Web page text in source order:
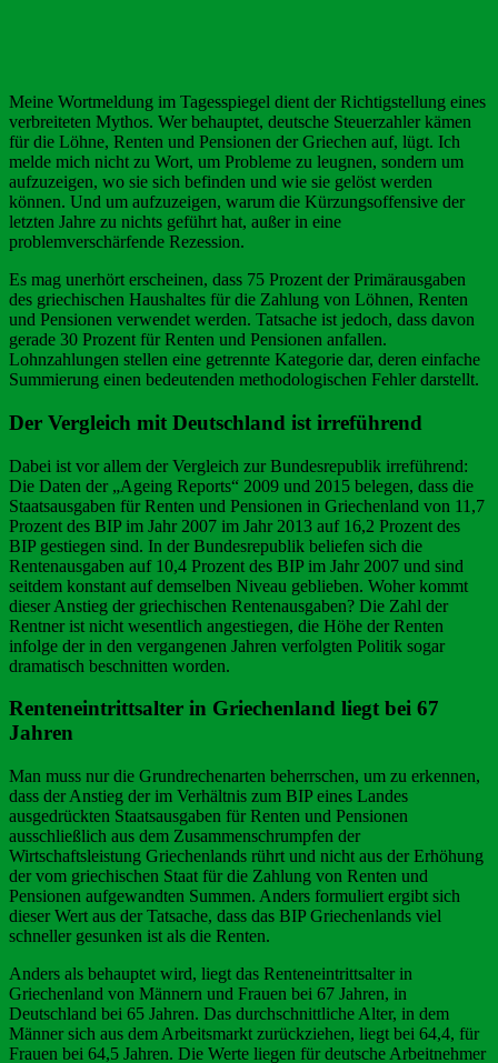
Meine Wortmeldung im Tagesspiegel dient der Richtigstellung eines
verbreiteten Mythos. Wer behauptet, deutsche Steuerzahler kämen
für die Löhne, Renten und Pensionen der Griechen auf, lügt. Ich
melde mich nicht zu Wort, um Probleme zu leugnen, sondern um
aufzuzeigen, wo sie sich befinden und wie sie gelöst werden
können. Und um aufzuzeigen, warum die Kürzungsoffensive der
letzten Jahre zu nichts geführt hat, außer in eine
problemverschärfende Rezession.
Es mag unerhört erscheinen, dass 75 Prozent der Primärausgaben
des griechischen Haushaltes für die Zahlung von Löhnen, Renten
und Pensionen verwendet werden. Tatsache ist jedoch, dass davon
gerade 30 Prozent für Renten und Pensionen anfallen.
Lohnzahlungen stellen eine getrennte Kategorie dar, deren einfache
Summierung einen bedeutenden methodologischen Fehler darstellt.
Der Vergleich mit Deutschland ist irreführend
Dabei ist vor allem der Vergleich zur Bundesrepublik irreführend:
Die Daten der „Ageing Reports“ 2009 und 2015 belegen, dass die
Staatsausgaben für Renten und Pensionen in Griechenland von 11,7
Prozent des BIP im Jahr 2007 im Jahr 2013 auf 16,2 Prozent des
BIP gestiegen sind. In der Bundesrepublik beliefen sich die
Rentenausgaben auf 10,4 Prozent des BIP im Jahr 2007 und sind
seitdem konstant auf demselben Niveau geblieben. Woher kommt
dieser Anstieg der griechischen Rentenausgaben? Die Zahl der
Rentner ist nicht wesentlich angestiegen, die Höhe der Renten
infolge der in den vergangenen Jahren verfolgten Politik sogar
dramatisch beschnitten worden.
Renteneintrittsalter in Griechenland liegt bei 67
Jahren
Man muss nur die Grundrechenarten beherrschen, um zu erkennen,
dass der Anstieg der im Verhältnis zum BIP eines Landes
ausgedrückten Staatsausgaben für Renten und Pensionen
ausschließlich aus dem Zusammenschrumpfen der
Wirtschaftsleistung Griechenlands rührt und nicht aus der Erhöhung
der vom griechischen Staat für die Zahlung von Renten und
Pensionen aufgewandten Summen. Anders formuliert ergibt sich
dieser Wert aus der Tatsache, dass das BIP Griechenlands viel
schneller gesunken ist als die Renten.
Anders als behauptet wird, liegt das Renteneintrittsalter in
Griechenland von Männern und Frauen bei 67 Jahren, in
Deutschland bei 65 Jahren. Das durchschnittliche Alter, in dem
Männer sich aus dem Arbeitsmarkt zurückziehen, liegt bei 64,4, für
Frauen bei 64,5 Jahren. Die Werte liegen für deutsche Arbeitnehmer